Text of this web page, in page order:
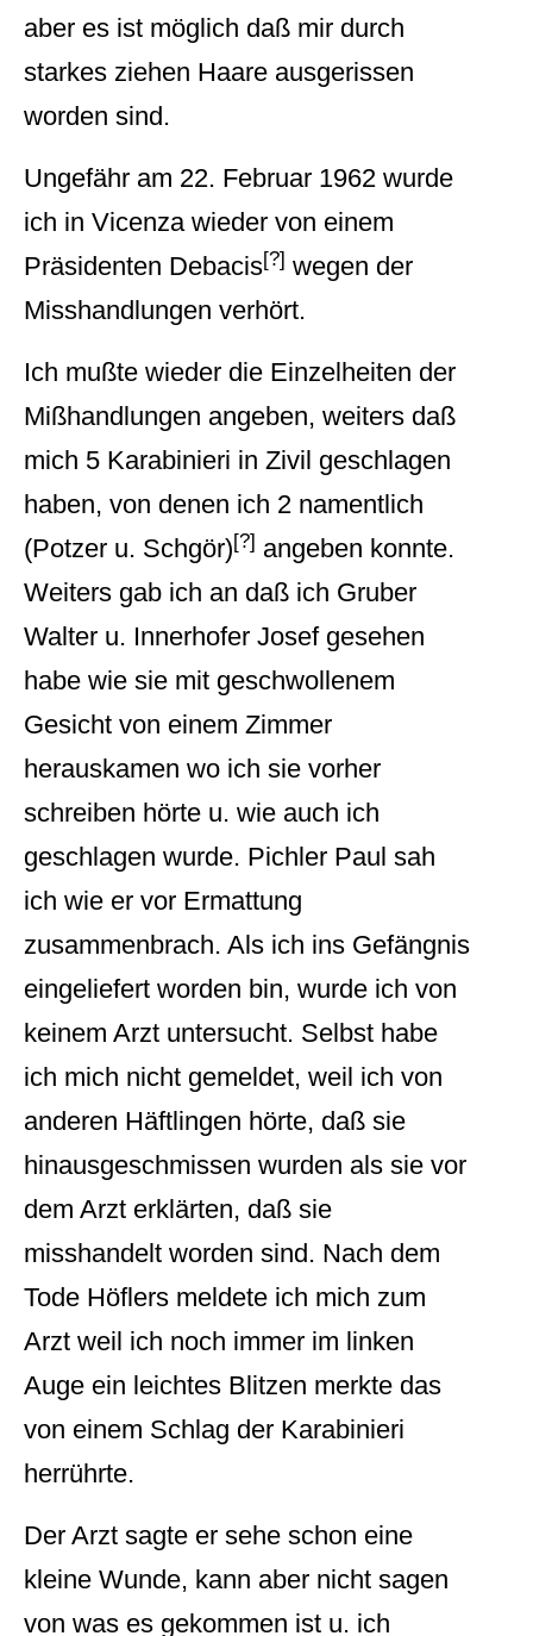
aber es ist möglich daß mir durch
starkes ziehen Haare ausgerissen
worden sind.
Ungefähr am 22. Februar 1962 wurde
ich in Vicenza wieder von einem
Präsidenten Debacis[?] wegen der
Misshandlungen verhört.
Ich mußte wieder die Einzelheiten der
Mißhandlungen angeben, weiters daß
mich 5 Karabinieri in Zivil geschlagen
haben, von denen ich 2 namentlich
(Potzer u. Schgör)[?] angeben konnte.
Weiters gab ich an daß ich Gruber
Walter u. Innerhofer Josef gesehen
habe wie sie mit geschwollenem
Gesicht von einem Zimmer
herauskamen wo ich sie vorher
schreiben hörte u. wie auch ich
geschlagen wurde. Pichler Paul sah
ich wie er vor Ermattung
zusammenbrach. Als ich ins Gefängnis
eingeliefert worden bin, wurde ich von
keinem Arzt untersucht. Selbst habe
ich mich nicht gemeldet, weil ich von
anderen Häftlingen hörte, daß sie
hinausgeschmissen wurden als sie vor
dem Arzt erklärten, daß sie
misshandelt worden sind. Nach dem
Tode Höflers meldete ich mich zum
Arzt weil ich noch immer im linken
Auge ein leichtes Blitzen merkte das
von einem Schlag der Karabinieri
herrührte.
Der Arzt sagte er sehe schon eine
kleine Wunde, kann aber nicht sagen
von was es gekommen ist u. ich